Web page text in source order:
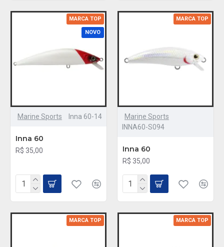
NOVO
MARCA TOP
Marine Sports Inna 60-14
Inna 60
R$ 35,00
MARCA TOP
Marine Sports
INNA60-S094
Inna 60
R$ 35,00
MARCA TOP MARCA TOP